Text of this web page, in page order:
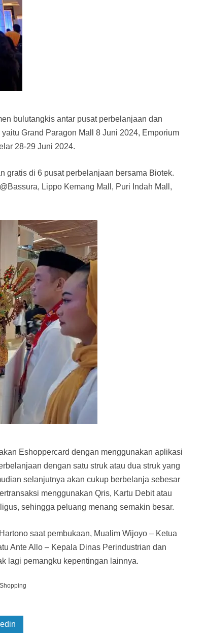
bulutangkis antar pusat perbelanjaan dan
Grand Paragon Mall 8 Juni 2024, Emporium
28-29 Juni 2024.
gratis di 6 pusat perbelanjaan bersama Biotek.
Lippo Kemang Mall, Puri Indah Mall,
Eshoppercard dengan menggunakan aplikasi
dengan satu struk atau dua struk yang
selanjutnya akan cukup berbelanja sebesar
menggunakan Qris, Kartu Debit atau
sehingga peluang menang semakin besar.
saat pembukaan, Mualim Wijoyo – Ketua
Ante Allo – Kepala Dinas Perindustrian dan
lagi pemangku kepentingan lainnya.
Shopping